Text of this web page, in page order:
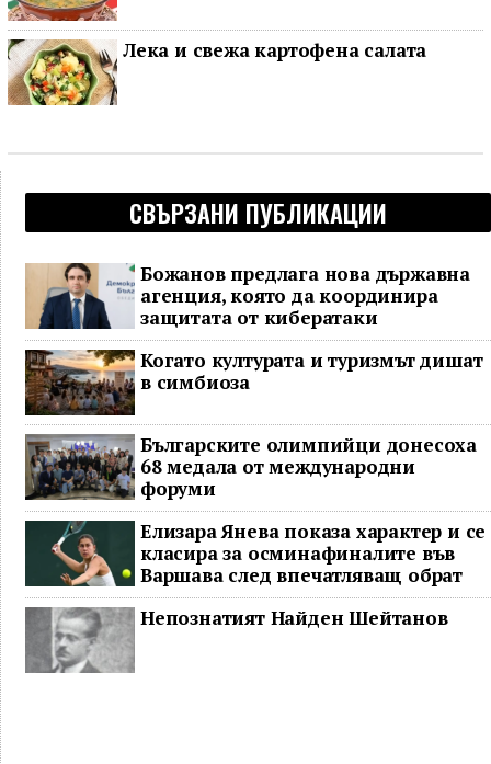
Лека и свежа картофена салата
СВЪРЗАНИ ПУБЛИКАЦИИ
Божанов предлага нова държавна
агенция, която да координира
защитата от кибератаки
Когато културата и туризмът дишат
в симбиоза
Българските олимпийци донесоха
68 медала от международни
форуми
Елизара Янева показа характер и се
класира за осминафиналите във
Варшава след впечатляващ обрат
Непознатият Найден Шейтанов